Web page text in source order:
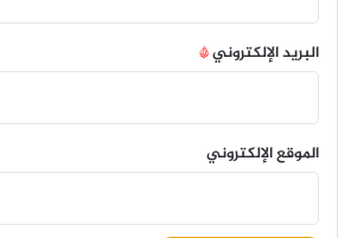
البريد الإلكتروني*
الموقع الإلكتروني